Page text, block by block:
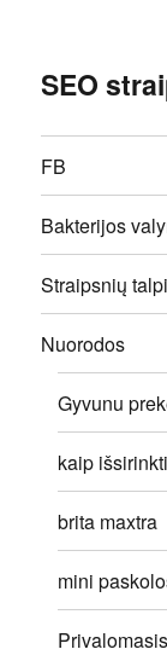
SEO
FB
Bakterijos
Straipsnių
Nuorodos
Gyvunu
kaip
brita maxtra
mini